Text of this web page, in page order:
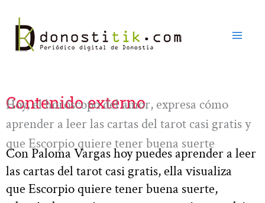
contenido
Contenido externo
Hoy, el horóscopo del amor, expresa cómo
aprender a leer las cartas del tarot casi gratis y
que Escorpio quiere tener buena suerte
Con Paloma Vargas hoy puedes aprender a leer
las cartas del tarot casi gratis, ella visualiza
que Escorpio quiere tener buena suerte,